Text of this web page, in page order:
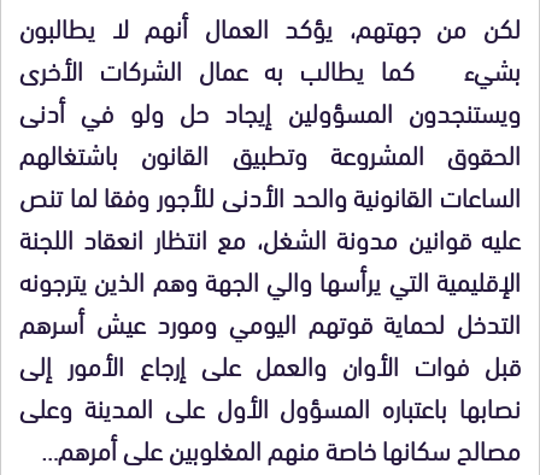
لكن من جهتهم، يؤكد العمال أنهم لا يطالبون
بشيء كما يطالب به عمال الشركات الأخرى
ويستنجدون المسؤولين إيجاد حل ولو في أدنى
الحقوق المشروعة وتطبيق القانون باشتغالهم
الساعات القانونية والحد الأدنى للأجور وفقا لما تنص
عليه قوانين مدونة الشغل، مع انتظار انعقاد اللجنة
الإقليمية التي يرأسها والي الجهة وهم الذين يترجونه
التدخل لحماية قوتهم اليومي ومورد عيش أسرهم
قبل فوات الأوان والعمل على إرجاع الأمور إلى
نصابها باعتباره المسؤول الأول على المدينة وعلى
مصالح سكانها خاصة منهم المغلوبين على أمرهم…